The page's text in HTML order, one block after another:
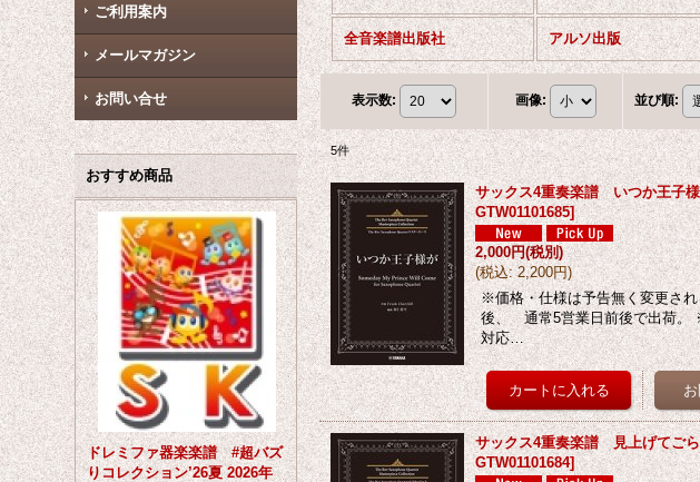
ご利用案内
メールマガジン
お問い合せ
おすすめ商品
ドレミファ器楽楽譜 #超バズ
りコレクション’26夏 2026年
全音楽譜出版社 アルソ出版
表示数: 画像: 並び順:
5件
サックス4重奏楽譜 いつか王子
GTW01101685]
2,000円(税別)
(税込: 2,200円)
※価格・仕様は予告無く変更さ
後、 通常5営業日前後で出荷。
対応…
サックス4重奏楽譜 見上げてご
GTW01101684]